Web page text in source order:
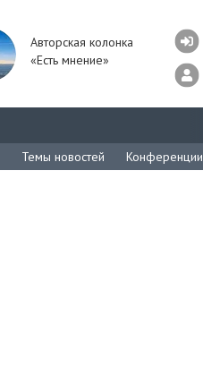
Авторская колонка
«Есть мнение»
Темы новостей Конференции